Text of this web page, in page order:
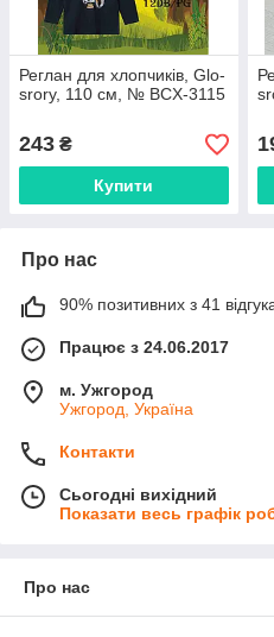
Реглан для хлопчиків, Glo-
srory, 110 см, № BCX-3115
243 ₴
Купити
Про нас
90% позитивних з 41
Працює з 24.06.2017
м. Ужгород
Ужгород, Україна
Контакти
Сьогодні вихідний
Показати весь графік
Про нас